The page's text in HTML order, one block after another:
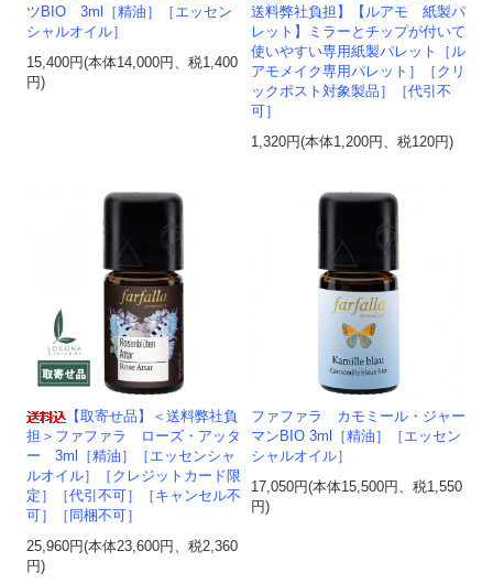
ツBIO 3ml［精油］［エッセン
シャルオイル］
15,400円(本体14,000円、税1,400
円)
送料弊社負担】【ルアモ 紙製パ
レット】ミラーとチップが付いて
使いやすい専用紙製パレット［ル
アモメイク専用パレット］［クリ
ックポスト対象製品］［代引不
可］
1,320円(本体1,200円、税120円)
【取寄せ品】＜送料弊社負
担＞ファファラ ローズ・アッタ
ー 3ml［精油］［エッセンシャ
ルオイル］［クレジットカード限
定］［代引不可］［キャンセル不
可］［同梱不可］
25,960円(本体23,600円、税2,360
円)
ファファラ カモミール・ジャー
マンBIO 3ml［精油］［エッセン
シャルオイル］
17,050円(本体15,500円、税1,550
円)